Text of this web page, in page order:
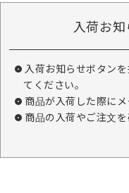
入荷お知
入荷お知らせボタン
てください。
商品が入荷した際にメ
商品の入荷やご注文